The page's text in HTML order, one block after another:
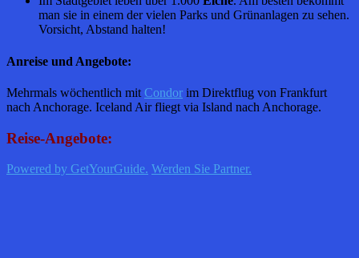
man sie in einem der vielen Parks und Grünanlagen zu sehen.
Vorsicht, Abstand halten!
Anreise und Angebote:
Mehrmals wöchentlich mit Condor im Direktflug von Frankfurt
nach Anchorage. Iceland Air fliegt via Island nach Anchorage.
Reise-Angebote:
Powered by GetYourGuide. Werden Sie Partner.